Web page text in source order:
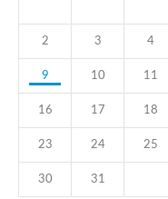
2 3 4
9 10 11
16 17 18
23 24 25
30 31